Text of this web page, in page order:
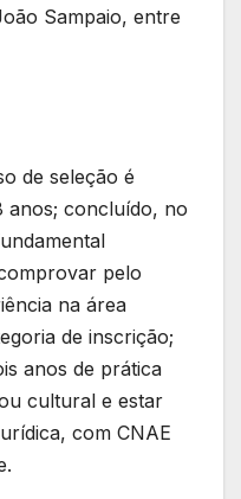
Sampaio, entre
de seleção é
anos; concluído, no
pelo
na área
de inscrição;
anos de prática
cultural e estar
com CNAE